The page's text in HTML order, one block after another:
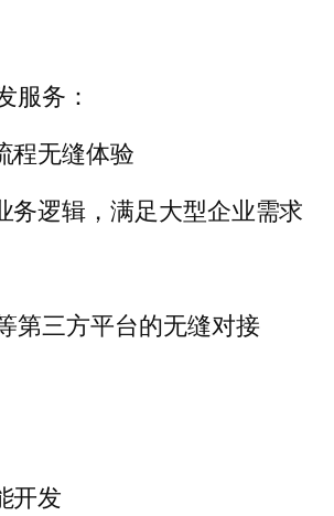
服务：
程无缝体验
务逻辑，满足大型企业需求
第三方平台的无缝对接
开发